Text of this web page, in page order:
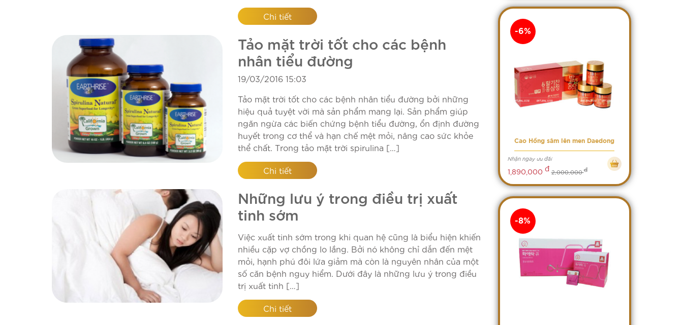
Chi tiết
Tảo mặt trời tốt cho các bệnh
nhân tiểu đường
19/03/2016 15:03
Tảo mặt trời tốt cho các bệnh nhân tiểu đường bởi những
hiệu quả tuyệt vời mà sản phẩm mang lại. Sản phẩm giúp
ngăn ngừa các biến chứng bệnh tiểu đường, ổn định đường
huyết trong cơ thể và hạn chế mệt mỏi, nâng cao sức khỏe
thể chất. Trong tảo mặt trời spirulina […]
Chi tiết
Những lưu ý trong điều trị xuất
tinh sớm
Việc xuất tinh sớm trong khi quan hệ cũng là biểu hiện khiến
nhiều cặp vợ chồng lo lắng. Bởi nó không chỉ dẫn đến mệt
mỏi, hạnh phú đôi lứa giảm mà còn là nguyên nhân của một
số căn bệnh nguy hiểm. Dưới đây là những lưu ý trong điều
trị xuất tinh […]
Chi tiết
Cao Hồng sâm lên men Daedong
Nhận ngay ưu đãi
1,890,000 đ 2,000,000đ
-6%
-8%